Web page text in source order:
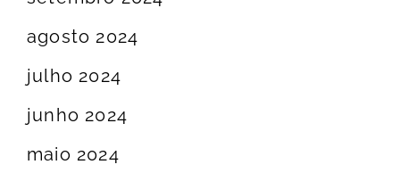
agosto 2024
julho 2024
junho 2024
maio 2024